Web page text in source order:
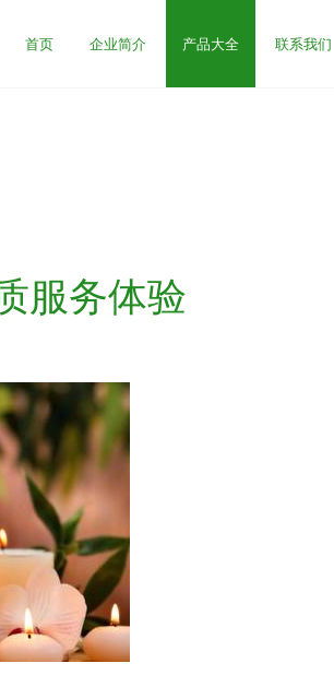
首页 企业简介 产品大全 联系我们
服务体验